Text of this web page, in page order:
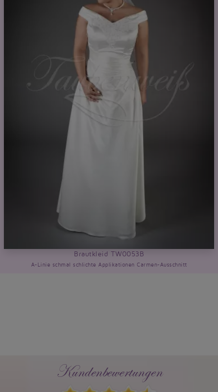
Brautkleid TW0053B
A-Linie schmal schlichte Applikationen Carmen-Ausschnitt
Kundenbewertungen